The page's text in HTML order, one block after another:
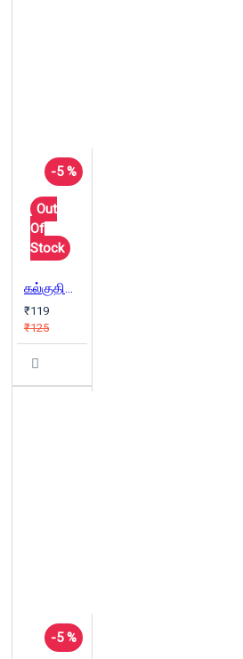
-5 %
Out
Of
Stock
கல்குதிரை முதுவேனிற்கால இதழ் 2015
₹119
₹125
-5 %